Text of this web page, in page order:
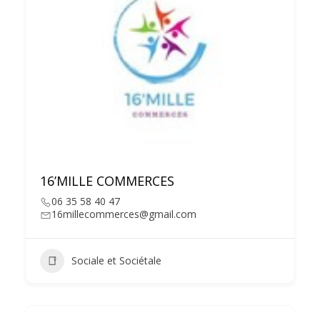
16’MILLE COMMERCES
06 35 58 40 47
16millecommerces@gmail.com
Sociale et Sociétale